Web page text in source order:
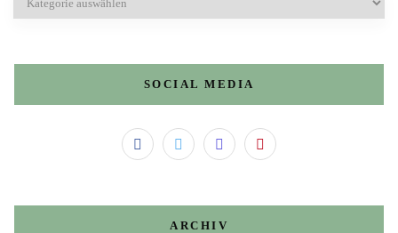
SOCIAL MEDIA
ARCHIV